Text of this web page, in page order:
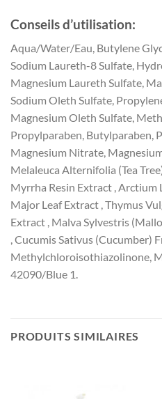
Conseils d’utilisation:
Aqua/Water/Eau, Butylene
Sodium Laureth-8 Sulfate,
Magnesium Laureth Sulfate,
Sodium Oleth Sulfate,
Magnesium Oleth Sulfate,
Propylparaben, Butylparaben,
Magnesium Nitrate,
Melaleuca Alternifolia (Tea
Myrrha Resin Extract , Arctium
Major Leaf Extract , Thymus
Extract , Malva Sylvestris
, Cucumis Sativus (Cucumber)
Methylchloroisothiazolinone,
42090/Blue 1.
PRODUITS SIMILAIRES